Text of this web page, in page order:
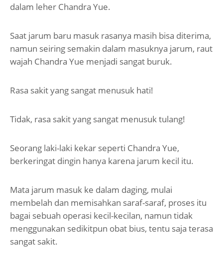
dalam leher Chandra Yue.
Saat jarum baru masuk rasanya masih bisa diterima,
namun seiring semakin dalam masuknya jarum, raut
wajah Chandra Yue menjadi sangat buruk.
Rasa sakit yang sangat menusuk hati!
Tidak, rasa sakit yang sangat menusuk tulang!
Seorang laki-laki kekar seperti Chandra Yue,
berkeringat dingin hanya karena jarum kecil itu.
Mata jarum masuk ke dalam daging, mulai
membelah dan memisahkan saraf-saraf, proses itu
bagai sebuah operasi kecil-kecilan, namun tidak
menggunakan sedikitpun obat bius, tentu saja terasa
sangat sakit.